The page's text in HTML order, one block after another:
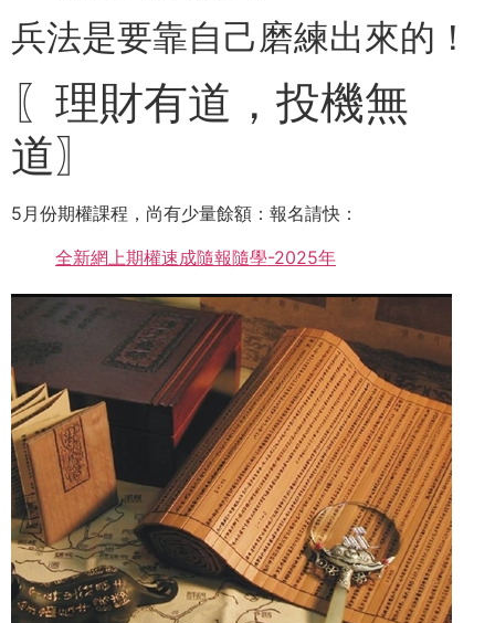
兵法是要靠自己磨練出來的！
〖理財有道，投機無
道〗
5月份期權課程，尚有少量餘額：報名請快：
全新網上期權速成隨報隨學-2025年